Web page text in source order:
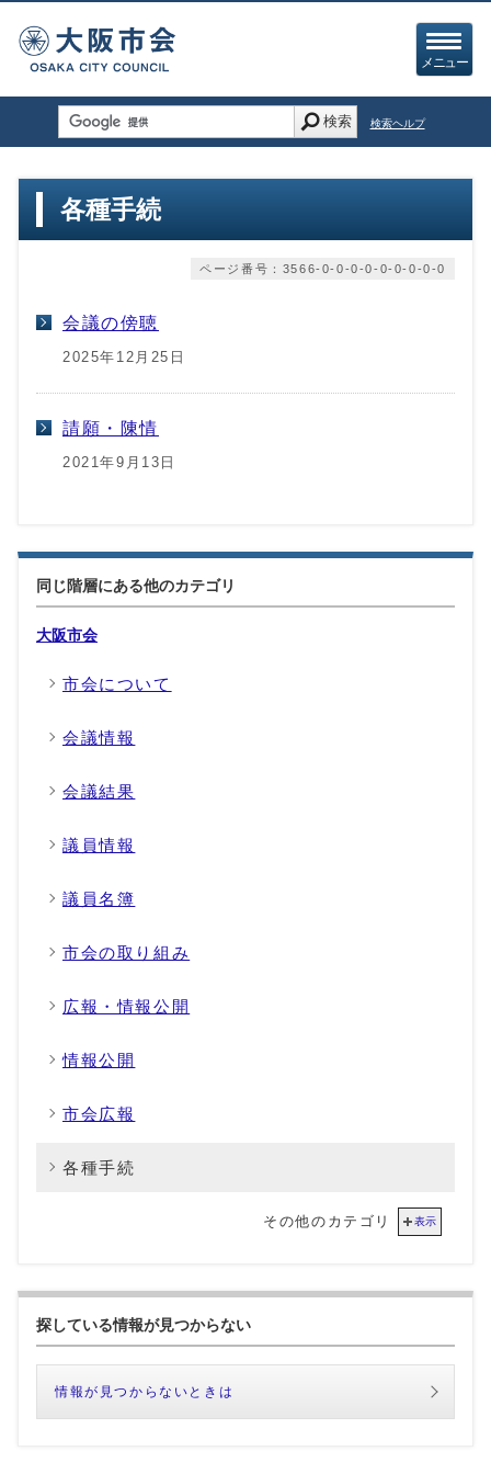
メニュー
検索 検索ヘルプ
各種手続
ページ番号：3566-0-0-0-0-0-0-0-0-0
会議の傍聴
2025年12月25日
請願・陳情
2021年9月13日
同じ階層にある他のカテゴリ
大阪市会
市会について
会議情報
会議結果
議員情報
議員名簿
市会の取り組み
広報・情報公開
情報公開
市会広報
各種手続
その他のカテゴリ 表示
探している情報が見つからない
情報が見つからないときは